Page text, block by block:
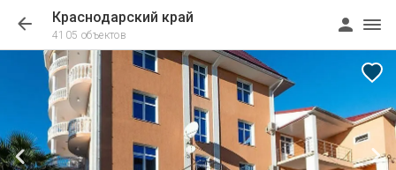
Краснодарский край
4105 объектов